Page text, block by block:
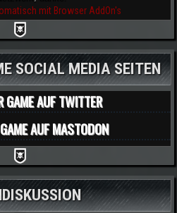
mit Browser AddOn's
SOCIAL MEDIA SEITEN
GAME AUF TWITTER
AUF MASTODON